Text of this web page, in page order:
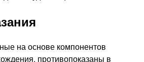
на основе компонентов
противопоказаны в